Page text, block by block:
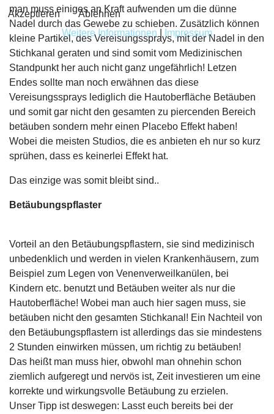
man muss einiges an Kraft aufwenden um die dünne
Nadel durch das Gewebe zu schieben. Zusätzlich können
kleine Partikel, des Vereisungssprays, mit der Nadel in den
Stichkanal geraten und sind somit vom Medizinischen
Standpunkt her auch nicht ganz ungefährlich! Letzen
Endes sollte man noch erwähnen das diese
Vereisungssprays lediglich die Hautoberfläche Betäuben
und somit gar nicht den gesamten zu piercenden Bereich
betäuben sondern mehr einen Placebo Effekt haben!
Wobei die meisten Studios, die es anbieten eh nur so kurz
sprühen, dass es keinerlei Effekt hat.
Das einzige was somit bleibt sind..
Betäubungspflaster
Vorteil an den Betäubungspflastern, sie sind medizinisch
unbedenklich und werden in vielen Krankenhäusern, zum
Beispiel zum Legen von Venenverweilkanülen, bei
Kindern etc. benutzt und Betäuben weiter als nur die
Hautoberfläche! Wobei man auch hier sagen muss, sie
betäuben nicht den gesamten Stichkanal! Ein Nachteil von
den Betäubungspflastern ist allerdings das sie mindestens
2 Stunden einwirken müssen, um richtig zu betäuben!
Das heißt man muss hier, obwohl man ohnehin schon
ziemlich aufgeregt und nervös ist, Zeit investieren um eine
korrekte und wirkungsvolle Betäubung zu erzielen.
Unser Tipp ist deswegen: Lasst euch bereits bei der
Akzeptieren
Ablehnen
Weitere Informationen
Impressum